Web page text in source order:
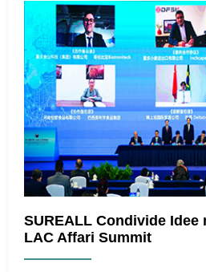
SUREALL Condivide Idee
LAC Affari Summit